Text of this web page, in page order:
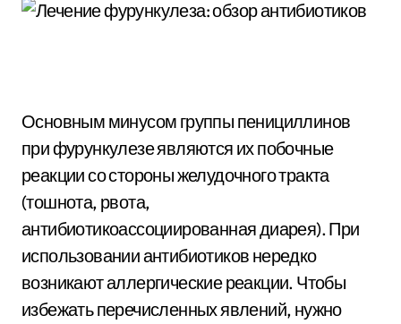
Основным минусом группы пенициллинов
при фурункулезе являются их побочные
реакции со стороны желудочного тракта
(тошнота, рвота,
антибиотикоассоциированная диарея). При
использовании антибиотиков нередко
возникают аллергические реакции. Чтобы
избежать перечисленных явлений, нужно